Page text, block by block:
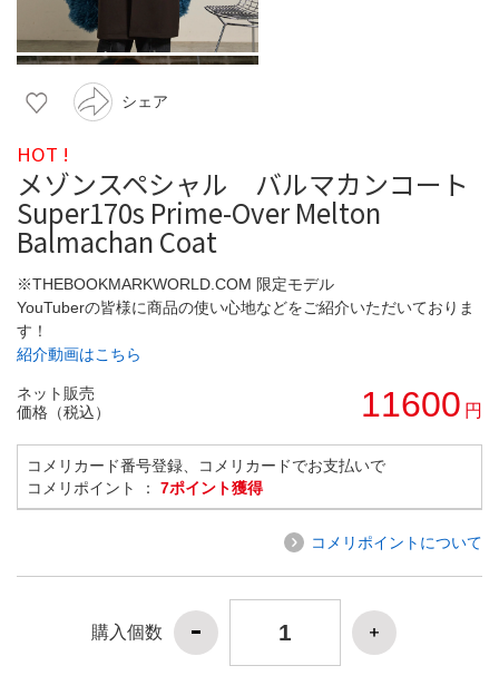
シェア
HOT !
メゾンスペシャル バルマカンコート
Super170s Prime-Over Melton
Balmachan Coat
※THEBOOKMARKWORLD.COM 限定モデル
YouTuberの皆様に商品の使い心地などをご紹介いただいておりま
す！
紹介動画はこちら
ネット販売
価格（税込）
11600 円
コメリカード番号登録、コメリカードでお支払いで
コメリポイント ： 7ポイント獲得
コメリポイントについて
購入個数